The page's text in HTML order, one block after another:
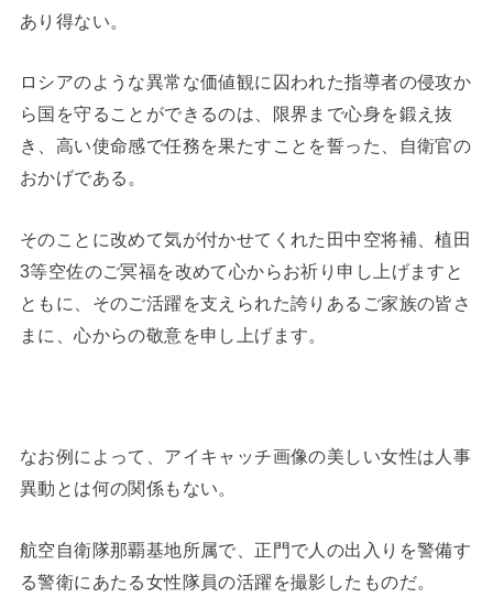
あり得ない。
ロシアのような異常な価値観に囚われた指導者の侵攻か
ら国を守ることができるのは、限界まで心身を鍛え抜
き、高い使命感で任務を果たすことを誓った、自衛官の
おかげである。
そのことに改めて気が付かせてくれた田中空将補、植田
3等空佐のご冥福を改めて心からお祈り申し上げますと
ともに、そのご活躍を支えられた誇りあるご家族の皆さ
まに、心からの敬意を申し上げます。
なお例によって、アイキャッチ画像の美しい女性は人事
異動とは何の関係もない。
航空自衛隊那覇基地所属で、正門で人の出入りを警備す
る警衛にあたる女性隊員の活躍を撮影したものだ。